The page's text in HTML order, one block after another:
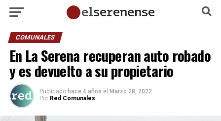
COMUNALES
En La Serena recuperan auto robado
y es devuelto a su propietario
Publicado hace 4 años el Marzo 28, 2022
Por Red Comunales